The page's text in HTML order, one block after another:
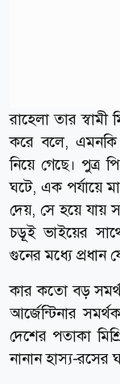
রাহেলা তার
করে বলে, এমনকি
নিয়ে গেছে। পুত্র
ঘটে, এক পর্যায়ে
দেয়, সে হয়ে যায়
চড়ূই ভাইয়ের
গুনের মধ্যে প্রধান
কার কতো বড়
আর্জেন্টিনার
দেশের পতাকা
নানান হাস্য-রসের